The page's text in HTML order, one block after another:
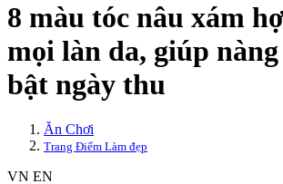
8 màu tóc nâu xám
mọi làn da, giúp
bật ngày thu
Ăn Chơi
Trang Điểm Làm đẹp
VN EN